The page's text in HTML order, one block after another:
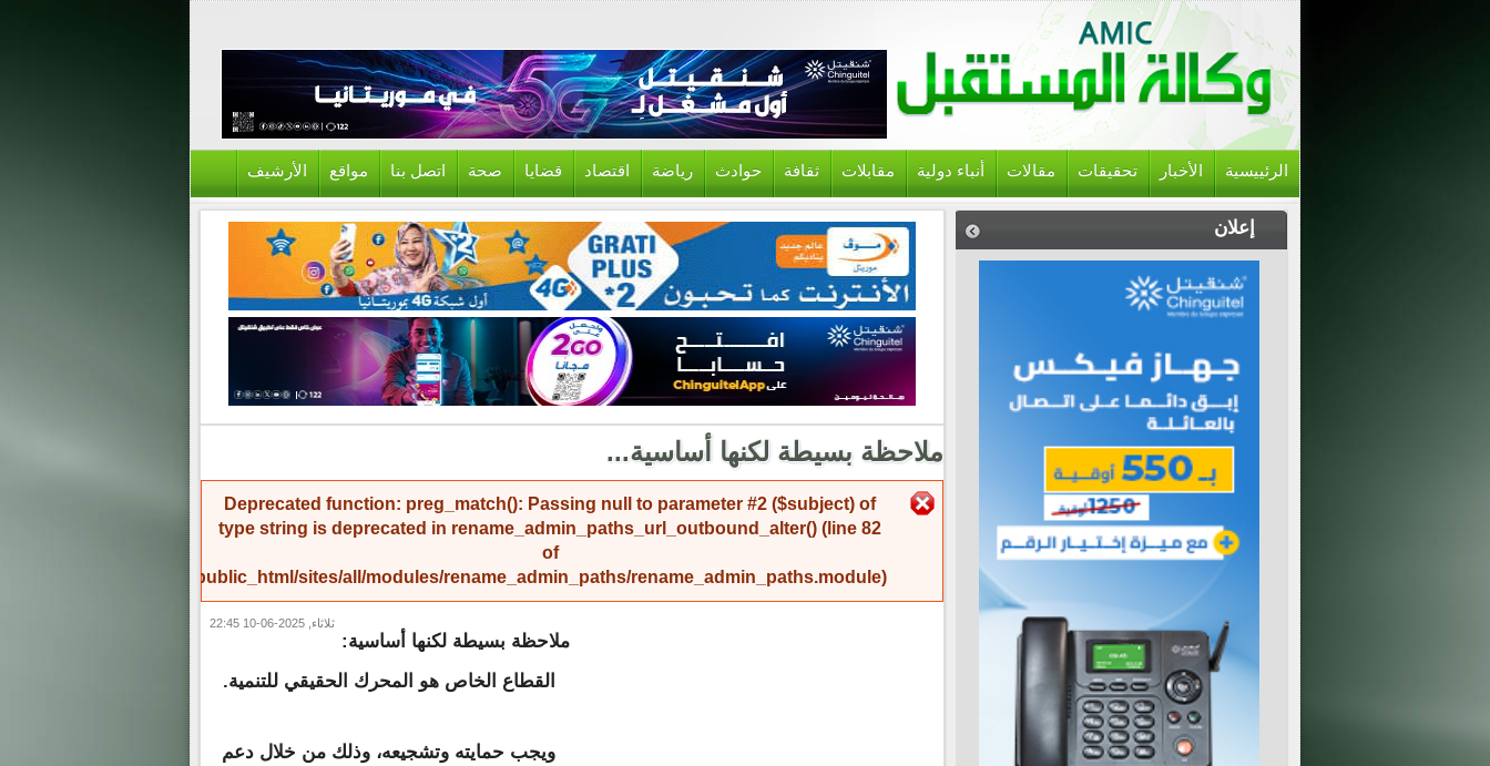
الرئييسية الأخبار تحقيقات مقالات أنباء دولية مقابلات ثقافة حوادث رياضة اقتصاد قضايا صحة اتصل بنا مواقع الأرشيف
إعلان
ملاحظة بسيطة لكنها أساسية...
رسالة الخطأ Deprecated function: preg_match(): Passing null to parameter #2 ($subject) of
type string is deprecated in rename_admin_paths_url_outbound_alter() (line 82
of
/home/amicinf1/public_html/sites/all/modules/rename_admin_paths/rename_admin_paths.module).
ثلاثاء, 2025-06-10 22:45
ملاحظة بسيطة لكنها أساسية:
القطاع الخاص هو المحرك الحقيقي للتنمية.
ويجب حمايته وتشجيعه، وذلك من خلال دعم